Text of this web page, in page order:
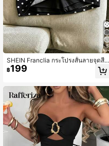
5
SHEIN Franclia กระโปรงสั้นลายจุดสี
ดำสำหรับผู้หญิง ฤดูใบไม้ผลิ/ฤดูร้อนให
ม่ พร้อมกางเกง รัดรูป เซ็กซี่ สำหรับปาร์
จำวัน เดินทางไปทำงาน สไตล์หรูหรา
฿199